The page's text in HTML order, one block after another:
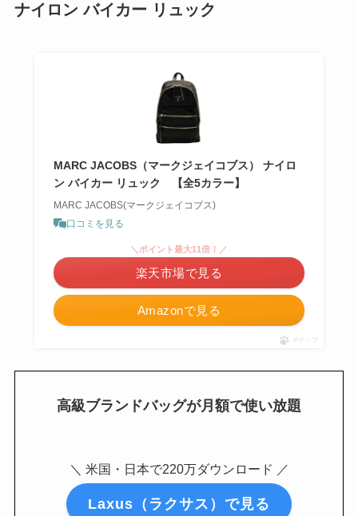
ナイロン バイカー リュック
MARC JACOBS（マークジェイコブス） ナイロ
ン バイカー リュック 【全5カラー】
MARC JACOBS(マークジェイコブス)
口コミを見る
Amazonで見る
＼ポイント最大11倍！／
楽天市場で見る
ポチップ
高級ブランドバッグが月額で使い放題
＼ 米国・日本で220万ダウンロード ／
Laxus（ラクサス）で見る